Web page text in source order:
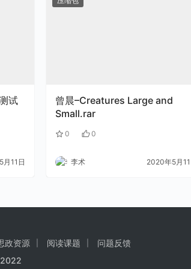
试
月11日
曾晨–Creatures Large and
Small.rar
0 0
李术 2020年5月
政资源 阅读课题
问题反馈